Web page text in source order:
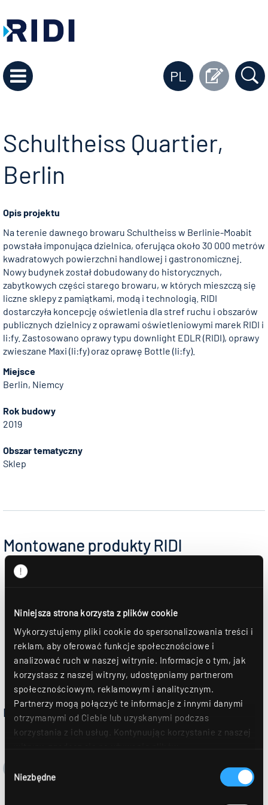
Niniejsza strona korzysta z plików cookie
Wykorzystujemy pliki cookie do spersonalizowania treści i
reklam, aby oferować funkcje społecznościowe i
analizować ruch w naszej witrynie. Informacje o tym, jak
korzystasz z naszej witryny, udostępniamy partnerom
społecznościowym, reklamowym i analitycznym.
Partnerzy mogą połączyć te informacje z innymi danymi
otrzymanymi od Ciebie lub uzyskanymi podczas
korzystania z ich usług. Kontynuując korzystanie z naszej
szczegóły można znaleźć w naszym
oświadczeniu o
Wybór
zgody
Niezbędne
PL
Schultheiss Quartier,
Berlin
Opis projektu
Na terenie dawnego browaru Schultheiss w Berlinie-Moabit
powstała imponująca dzielnica, oferująca około 30 000 metrów
kwadratowych powierzchni handlowej i gastronomicznej.
Nowy budynek został dobudowany do historycznych,
zabytkowych części starego browaru, w których mieszczą się
liczne sklepy z pamiątkami, modą i technologią. RIDI
dostarczyła koncepcję oświetlenia dla stref ruchu i obszarów
publicznych dzielnicy z oprawami oświetleniowymi marek RIDI i
li:fy. Zastosowano oprawy typu downlight EDLR (RIDI), oprawy
zwieszane Maxi (li:fy) oraz oprawę Bottle (li:fy).
Miejsce
Berlin, Niemcy
Rok budowy
2019
Obszar tematyczny
Sklep
Montowane produkty RIDI
EDLR